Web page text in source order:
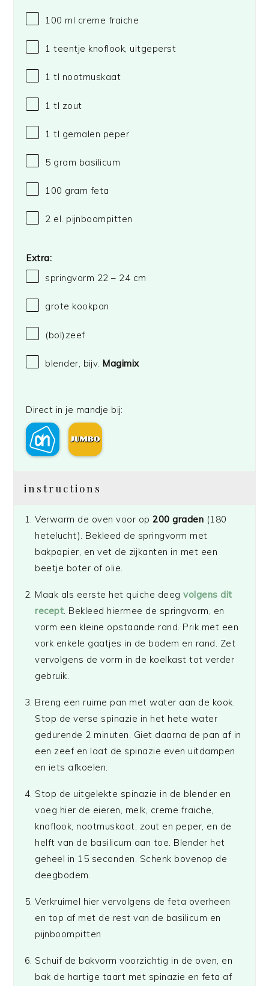
100 ml creme fraiche
1 teentje knoflook, uitgeperst
1 tl nootmuskaat
1 tl zout
1 tl gemalen peper
5 gram basilicum
100 gram feta
2 el. pijnboompitten
Extra:
springvorm 22 – 24 cm
grote kookpan
(bol)zeef
blender, bijv. Magimix
Direct in je mandje bij:
instructions
Verwarm de oven voor op 200 graden (180
hetelucht). Bekleed de springvorm met
bakpapier, en vet de zijkanten in met een
beetje boter of olie.
Maak als eerste het quiche deegvolgens dit
recept. Bekleed hiermee de springvorm, en
vorm een kleine opstaande rand. Prik met een
vork enkele gaatjes in de bodem en rand. Zet
vervolgens de vorm in de koelkast tot verder
gebruik.
Breng een ruime pan met water aan de kook.
Stop de verse spinazie in het hete water
gedurende 2 minuten. Giet daarna de pan af in
een zeef en laat de spinazie even uitdampen
en iets afkoelen.
Stop de uitgelekte spinazie in de blender en
voeg hier de eieren, melk, creme fraiche,
knoflook, nootmuskaat, zout en peper, en de
helft van de basilicum aan toe. Blender het
geheel in 15 seconden. Schenk bovenop de
deegbodem.
Verkruimel hier vervolgens de feta overheen
en top af met de rest van de basilicum en
pijnboompitten
Schuif de bakvorm voorzichtig in de oven, en
bak de hartige taart met spinazie en feta af